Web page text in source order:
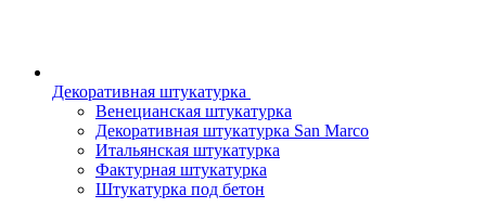
Декоративная штукатурка
Венецианская штукатурка
Декоративная штукатурка San Marco
Итальянская штукатурка
Фактурная штукатурка
Штукатурка под бетон